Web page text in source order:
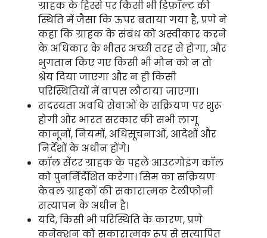
ग्राहक के हिस्से पर किसी भी डिफ़ॉल्ट की
स्थिति में जैसा कि ऊपर बताया गया है, प्रणे ने
कहा कि ग्राहक के संबंध को अस्वीकार करने
के अधिकार के भीतर अच्छी तरह से होगा, और
भुगतान किए गए किसी भी मौन को न तो
श्रेय दिया जाएगा और न ही किसी
परिस्थितियों में वापस लौटाया जाएगा।
सदस्यता अवधि सेवाओं के सक्रियण पर शुरू
होगी और भारत सरकार की सभी लागू
कानूनों, नियमों, अधिसूचनाओं, आदेशों और
निर्देशों के अधीन होंगे।
कॉल सेंटर ग्राहक के पहले आउटगोइंग कॉल
को पुनर्निर्देशित करेगा। सिम का सक्रियण
केवल ग्राहकों की सकारात्मक टेलीफोनी
सत्यापन के अधीन है।
यदि, किसी भी परिस्थिति के कारण, प्रणे
कनेक्शन को सकारात्मक रूप से सत्यापित